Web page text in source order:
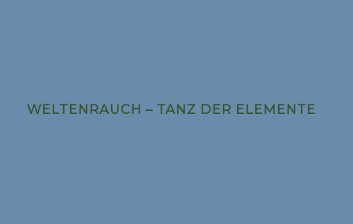
WELTENRAUCH – TANZ DER ELEMENTE